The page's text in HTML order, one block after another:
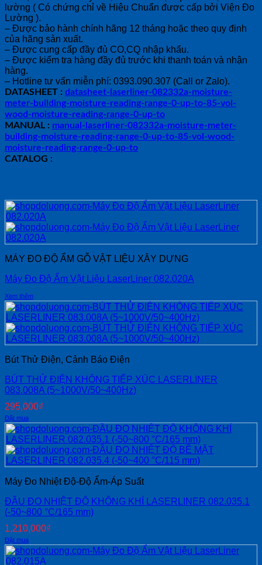
lường ( Có chứng chỉ về Hiệu Chuẩn được cấp bởi Viện Đo
Lường ).
– Được bảo hành chính hãng 12 tháng hoặc theo quy định
của hãng sản xuất.
– Được cung cấp đầy đủ CO,CQ nhập khẩu.
– Được kiểm tra hàng đầy đủ trước khi thanh toán và nhận
hàng.
– Hotline tư vấn miễn phí: 0393.090.307 (Call or Zalo).
DATASHEET : datasheet-laserliner-082332a-moisture-
meter-building-moisture-reading-range-0-up-to-85-vol-
wood-moisture-reading-range-0-up-to
MANUAL : manual-laserliner-082332a-moisture-meter-
building-moisture-reading-range-0-up-to-85-vol-wood-
moisture-reading-range-0-up-to
CATALOG :
MÁY ĐO ĐỘ ẨM GỖ VẬT LIỆU XÂY DỰNG
Máy Đo Độ Ẩm Vật Liệu LaserLiner 082.020A
Xem thêm
Bút Thử Điện, Cảnh Báo Điện
BÚT THỬ ĐIỆN KHÔNG TIẾP XÚC LASERLINER
083.008A (5~1000V/50~400Hz)
295,000₫
Đặt mua
Máy Đo Nhiệt Độ-Độ Ẩm-Áp Suất
ĐẦU ĐO NHIỆT ĐỘ KHÔNG KHÍ LASERLINER 082.035.1
(-50~800 °C/165 mm)
1,210,000₫
Đặt mua